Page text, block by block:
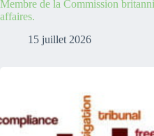
Membre de la Commission
affaires.
15 juillet 2026